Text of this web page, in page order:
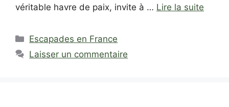
véritable havre de paix, invite à … Lire la suite
Catégories
Escapades en France
Laisser un commentaire